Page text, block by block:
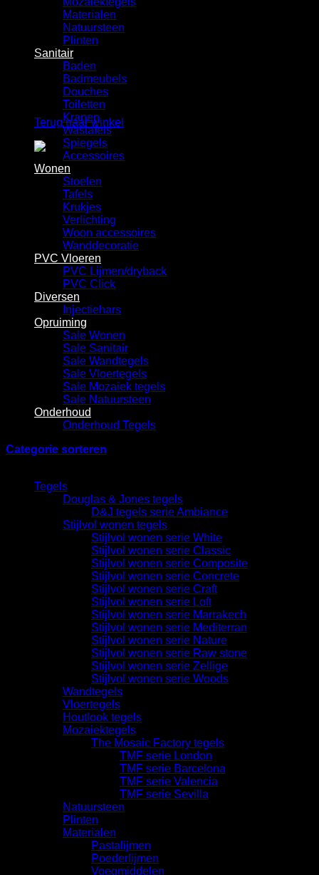
Winkelwagen
Geen producten in de winkelwagen.
Terug naar winkel
Materialen
Natuursteen
Plinten
Sanitair
Baden
Badmeubels
Douches
Toiletten
Kranen
Wastafels
Spiegels
Accessoires
Wonen
Stoelen
Tafels
Krukjes
Verlichting
Woon accessoires
Wanddecoratie
PVC Vloeren
PVC Lijmen/dryback
PVC Click
Diversen
Injectiehars
Opruiming
Sale Wonen
Sale Sanitair
Sale Wandtegels
Sale Vloertegels
Sale Mozaiek tegels
Sale Natuursteen
Onderhoud
Onderhoud Tegels
Categorie sorteren
Tegels
Douglas & Jones tegels
D&J tegels serie Ambiance
Stijlvol wonen tegels
Stijlvol wonen serie White
Stijlvol wonen serie Classic
Stijlvol wonen serie Composite
Stijlvol wonen serie Concrete
Stijlvol wonen serie Craft
Stijlvol wonen serie Loft
Stijlvol wonen serie Marrakech
Stijlvol wonen serie Mediterran
Stijlvol wonen serie Nature
Stijlvol wonen serie Raw stone
Stijlvol wonen serie Zellige
Stijlvol wonen serie Woods
Wandtegels
Vloertegels
Houtlook tegels
Mozaiektegels
The Mosaic Factory tegels
TMF serie London
TMF serie Barcelona
TMF serie Valencia
TMF serie Sevilla
Natuursteen
Plinten
Materialen
Pastalijmen
Poederlijmen
Voegmiddelen